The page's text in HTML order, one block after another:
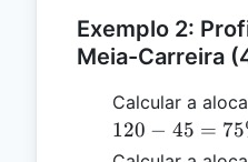
Exemplo 2:
Meia-Carreira
Calcular a
120 − 45 =